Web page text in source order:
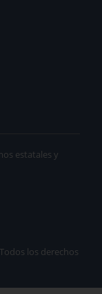
los derechos
estatales y